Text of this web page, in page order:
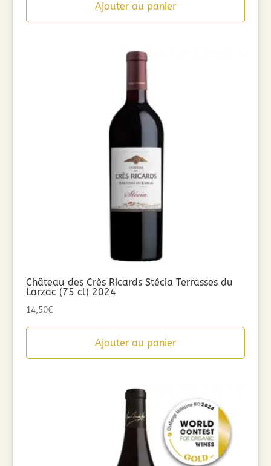
Ajouter au panier
Château des Crès Ricards Stécia Terrasses du
Larzac (75 cl) 2024
14,50€
Ajouter au panier